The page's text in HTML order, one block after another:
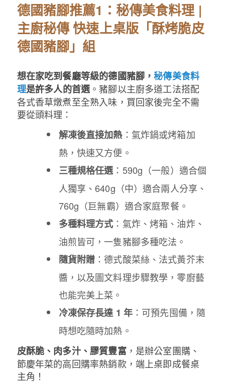
德國豬腳推薦1：秘傳美食料理 |
主廚秘傳 快速上桌版「酥烤脆皮
德國豬腳」組
想在家吃到餐廳等級的德國豬腳，秘傳美食料
理是許多人的首選。豬腳以主廚多道工法搭配
各式香草燉煮至全熟入味，買回家後完全不需
要從頭料理：
解凍後直接加熱：氣炸鍋或烤箱加
熱，快速又方便。
三種規格任選：590g（一般）適合個
人獨享、640g（中）適合兩人分享、
760g（巨無霸）適合家庭聚餐。
多種料理方式 ：氣炸、烤箱、油炸、
油煎皆可，一隻豬腳多種吃法。
隨貨附贈 ：德式酸菜絲、法式黃芥末
醬，以及圖文料理步驟教學，零廚藝
也能完美上菜。
冷凍保存長達 1 年 ：可預先囤備，隨
時想吃隨時加熱。
皮酥脆、肉多汁、膠質豐富，是辦公室團購、
節慶年菜的高回購率熱銷款，端上桌即成餐桌
主角！